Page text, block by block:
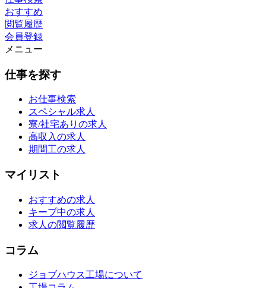
おすすめ
閲覧履歴
会員登録
メニュー
仕事を探す
お仕事検索
スペシャル求人
寮/社宅ありの求人
高収入の求人
期間工の求人
マイリスト
おすすめの求人
キープ中の求人
求人の閲覧履歴
コラム
ジョブハウス工場について